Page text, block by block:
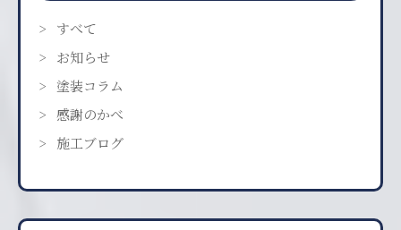
すべて
お知らせ
塗装コラム
感謝のかべ
施工ブログ